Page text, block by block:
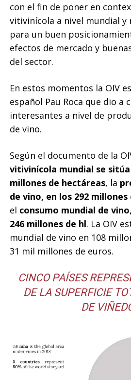
con el fin de poner en
vitivinícola a nivel mundial y
para un buen
efectos de mercado y
del sector.
En estos momentos la OIV
español Pau Roca que dio a
interesantes a nivel de
de vino.
Según el documento de la
vitivinícola mundial se sitúa
millones de hectáreas, la
de vino, en los 292
el consumo mundial de
246 millones de hl. La OIV
mundial de vino en 108
31 mil millones de euros.
CINCO PAÍSES
DE LA SUPERFICIE
DE